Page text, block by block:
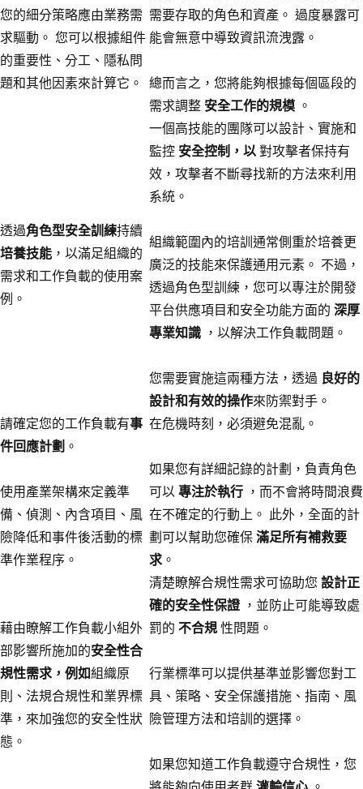
您的細分策略應由業務需
求驅動。 您可以根據組件
的重要性、分工、隱私問
題和其他因素來計算它。
需要存取的角色和資產。 過度暴露可
能會無意中導致資訊流洩露。
總而言之，您將能夠根據每個區段的
需求調整 安全工作的規模 。
透過角色型安全訓練持續
培養技能 ，以滿足組織的
需求和工作負載的使用案
例。
一個高技能的團隊可以設計、實施和
監控 安全控制，以對攻擊者保持有
效，攻擊者不斷尋找新的方法來利用
系統。
組織範圍內的培訓通常側重於培養更
廣泛的技能來保護通用元素。 不過，
透過角色型訓練，您可以專注於開發
平台供應項目和安全功能方面的 深厚
專業知識 ，以解決工作負載問題。
您需要實施這兩種方法，透過 良好的
設計和有效的操作來防禦對手。
請確定您的工作負載有事
件回應計劃 。
使用產業架構來定義準
備、偵測、內含項目、風
險降低和事件後活動的標
準作業程序。
在危機時刻，必須避免混亂。
如果您有詳細記錄的計劃，負責角色
可以專注於執行 ，而不會將時間浪費
在不確定的行動上。 此外，全面的計
劃可以幫助您確保滿足所有補救要
求。
藉由瞭解工作負載小組外
部影響所施加的安全性合
規性需求，例如組織原
則、法規合規性和業界標
準，來加強您的安全性狀
態。
清楚瞭解合規性需求可協助您 設計正
確的安全性保證 ，並防止可能導致處
罰的 不合規性問題。
行業標準可以提供基準並影響您對工
具、策略、安全保護措施、指南、風
險管理方法和培訓的選擇。
如果您知道工作負載遵守合規性，您